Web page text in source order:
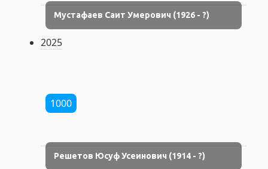
Мустафаев Саит Умерович (1926 - ?)
2025
1000
Решетов Юсуф Усеинович (1914 - ?)